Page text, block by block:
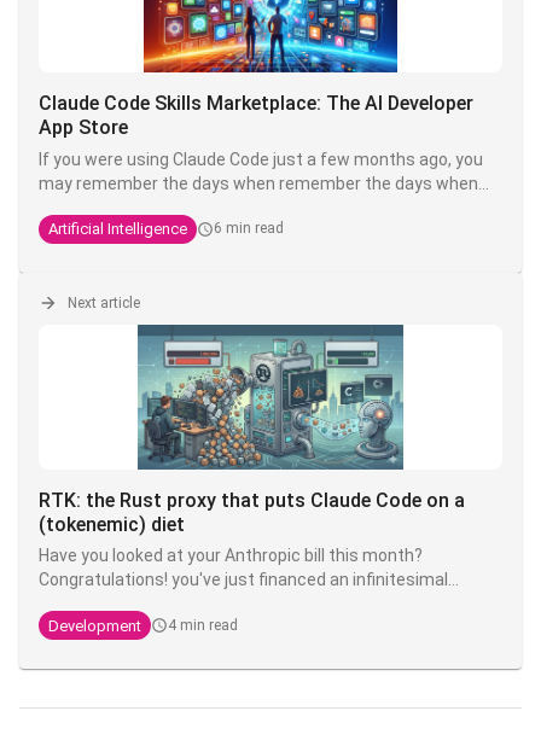
Claude Code Skills Marketplace: The AI Developer
App Store
If you were using Claude Code just a few months ago, you
may remember the days when remember the days when
Markdown files from GitHub, renaming them correctly put
Anthropic has decided it's too much of a hassle. Welcome
Skills Marketplace- or more accurately, the Claude
Code ecosystem of plugins and marketplaces.
Artificial Intelligence 6 min read
Next article
RTK: the Rust proxy that puts Claude Code on a
(tokenemic) diet
Have you looked at your Anthropic bill this month?
Congratulations! you've just financed an infinitesimal
an open source tool that can divide your token
Development 4 min read